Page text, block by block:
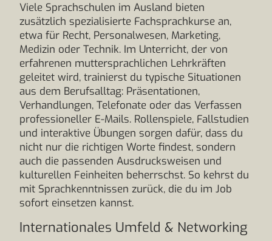
Viele Sprachschulen im Ausland bieten
zusätzlich spezialisierte Fachsprachkurse an,
etwa für Recht, Personalwesen, Marketing,
Medizin oder Technik. Im Unterricht, der von
erfahrenen muttersprachlichen Lehrkräften
geleitet wird, trainierst du typische Situationen
aus dem Berufsalltag: Präsentationen,
Verhandlungen, Telefonate oder das Verfassen
professioneller E-Mails. Rollenspiele, Fallstudien
und interaktive Übungen sorgen dafür, dass du
nicht nur die richtigen Worte findest, sondern
auch die passenden Ausdrucksweisen und
kulturellen Feinheiten beherrschst. So kehrst du
mit Sprachkenntnissen zurück, die du im Job
sofort einsetzen kannst.
Internationales Umfeld & Networking